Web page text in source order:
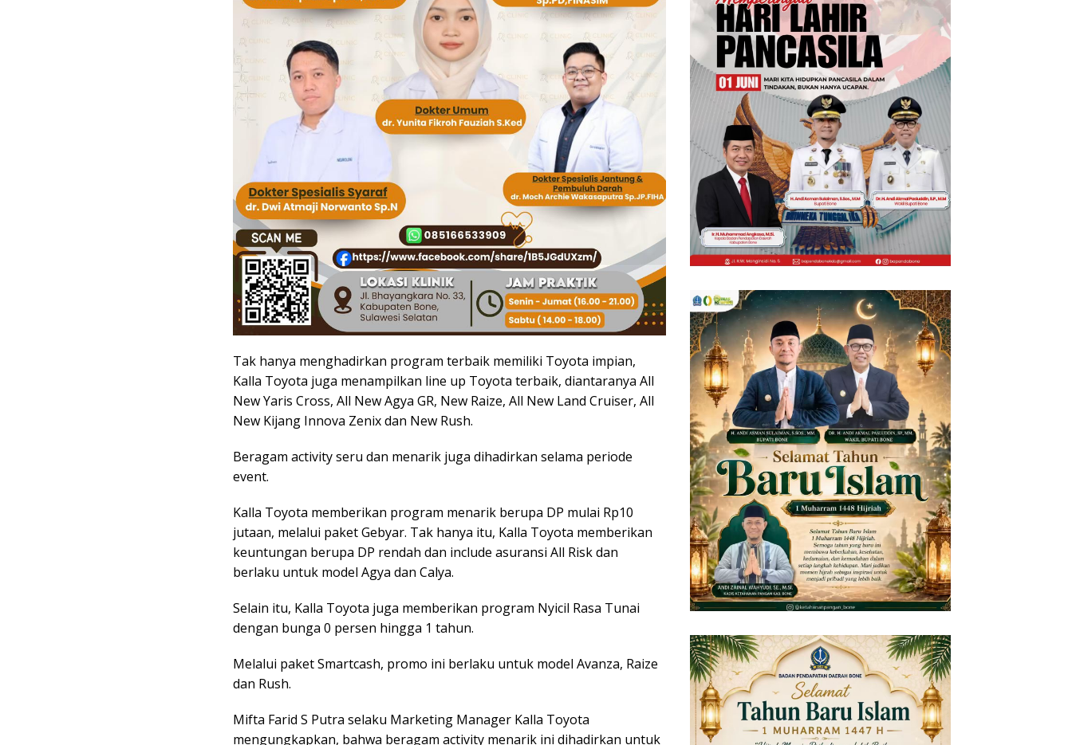
Tak hanya menghadirkan program terbaik memiliki Toyota impian,
Kalla Toyota juga menampilkan line up Toyota terbaik, diantaranya All
New Yaris Cross, All New Agya GR, New Raize, All New Land Cruiser, All
New Kijang Innova Zenix dan New Rush.
Beragam activity seru dan menarik juga dihadirkan selama periode
event.
Kalla Toyota memberikan program menarik berupa DP mulai Rp10
jutaan, melalui paket Gebyar. Tak hanya itu, Kalla Toyota memberikan
keuntungan berupa DP rendah dan include asuransi All Risk dan
berlaku untuk model Agya dan Calya.
Selain itu, Kalla Toyota juga memberikan program Nyicil Rasa Tunai
dengan bunga 0 persen hingga 1 tahun.
Melalui paket Smartcash, promo ini berlaku untuk model Avanza, Raize
dan Rush.
Mifta Farid S Putra selaku Marketing Manager Kalla Toyota
mengungkapkan, bahwa beragam activity menarik ini dihadirkan untuk